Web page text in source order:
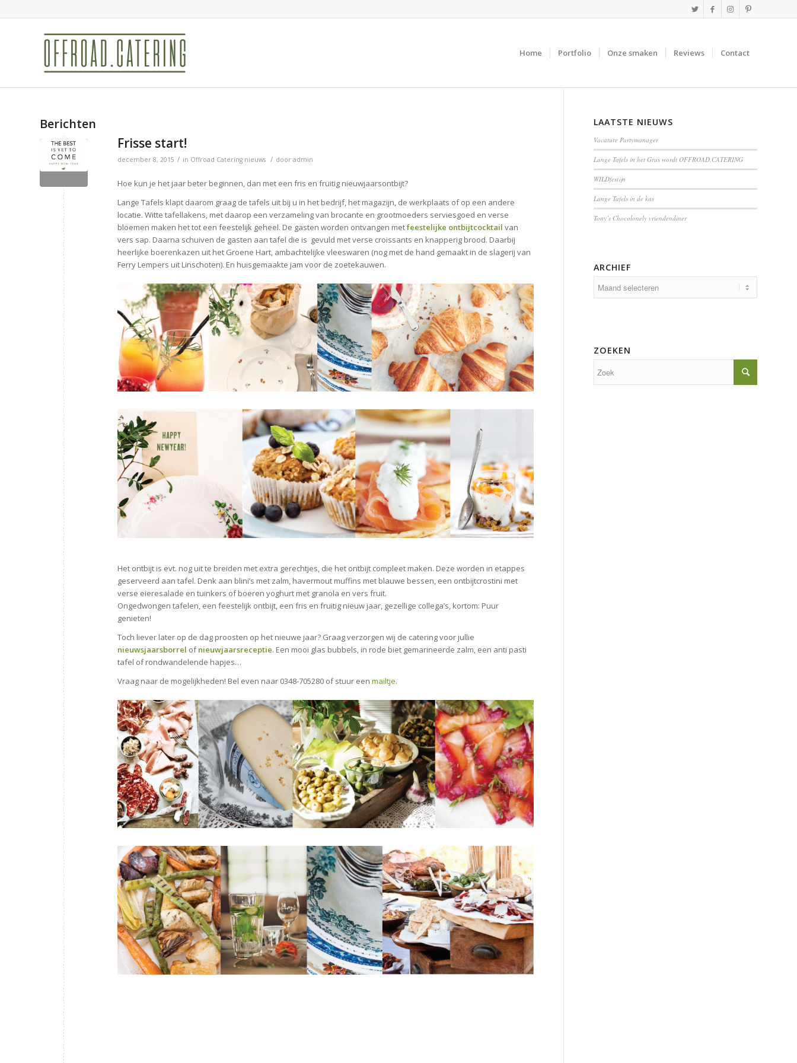
Home Portfolio Onze smaken Reviews Contact
Berichten
Frisse start!
december 8, 2015 / in Offroad Catering nieuws / door admin
Hoe kun je het jaar beter beginnen, dan met een fris en fruitig nieuwjaarsontbijt?
Lange Tafels klapt daarom graag de tafels uit bij u in het bedrijf, het magazijn, de werkplaats of op een andere
locatie. Witte tafellakens, met daarop een verzameling van brocante en grootmoeders serviesgoed en verse
bloemen maken het tot een feestelijk geheel. De gasten worden ontvangen metfeestelijke ontbijtcocktail van
vers sap. Daarna schuiven de gasten aan tafel die is gevuld met verse croissants en knapperig brood. Daarbij
heerlijke boerenkazen uit het Groene Hart, ambachtelijke vleeswaren (nog met de hand gemaakt in de slagerij van
Ferry Lempers uit Linschoten). En huisgemaakte jam voor de zoetekauwen.
Het ontbijt is evt. nog uit te breiden met extra gerechtjes, die het ontbijt compleet maken. Deze worden in etappes
geserveerd aan tafel. Denk aan blini’s met zalm, havermout muffins met blauwe bessen, een ontbijtcrostini met
verse eieresalade en tuinkers of boeren yoghurt met granola en vers fruit.
Ongedwongen tafelen, een feestelijk ontbijt, een fris en fruitig nieuw jaar, gezellige collega’s, kortom: Puur
genieten!
Toch liever later op de dag proosten op het nieuwe jaar? Graag verzorgen wij de catering voor jullie
nieuwsjaarsborrel ofnieuwjaarsreceptie. Een mooi glas bubbels, in rode biet gemarineerde zalm, een anti pasti
tafel of rondwandelende hapjes…
Vraag naar de mogelijkheden! Bel even naar 0348-705280 of stuur een mailtje.
LAATSTE NIEUWS
Vacature Partymanager
Lange Tafels in het Gras wordt OFFROAD.CATERING
WILDfestijn
Lange Tafels in de kas
Tony’s Chocolonely vriendendiner
ARCHIEF
ZOEKEN